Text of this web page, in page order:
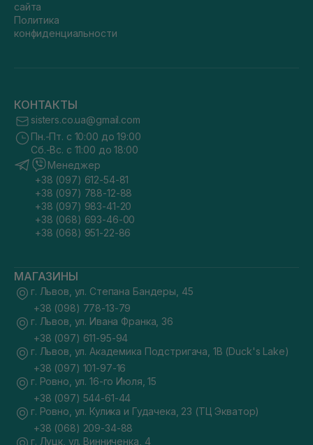
сайта
Политика
конфиденциальности
КОНТАКТЫ
sisters.co.ua@gmail.com
Пн.-Пт. с 10:00 до 19:00
Сб.-Вс. с 11:00 до 18:00
Менеджер
+38 (097) 612-54-81
+38 (097) 788-12-88
+38 (097) 983-41-20
+38 (068) 693-46-00
+38 (068) 951-22-86
МАГАЗИНЫ
г. Львов, ул. Степана Бандеры, 45
+38 (098) 778-13-79
г. Львов, ул. Ивана Франка, 36
+38 (097) 611-95-94
г. Львов, ул. Академика Подстригача, 1В (Duck's Lake)
+38 (097) 101-97-16
г. Ровно, ул. 16-го Июля, 15
+38 (097) 544-61-44
г. Ровно, ул. Кулика и Гудачека, 23 (ТЦ Экватор)
+38 (068) 209-34-88
г. Луцк, ул. Винниченка, 4